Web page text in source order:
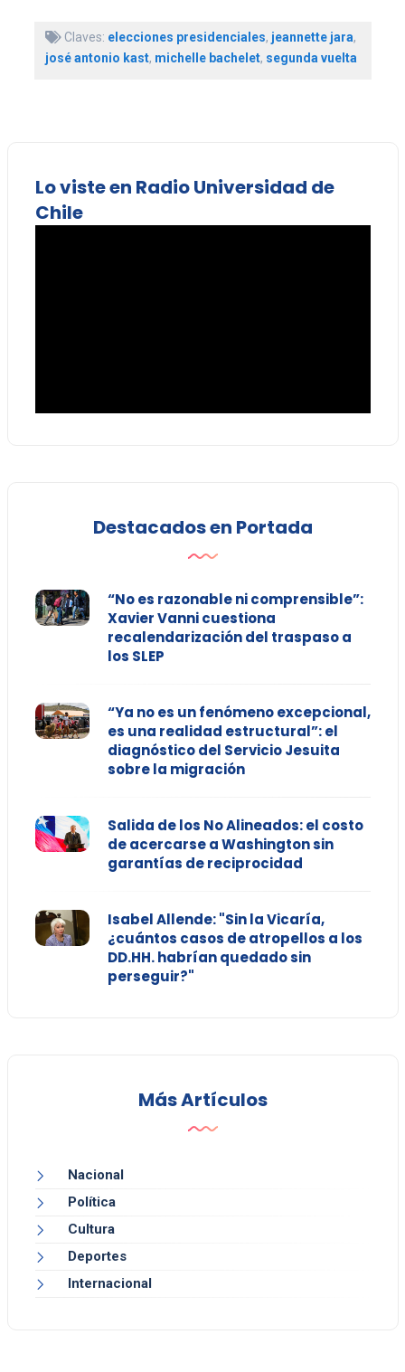
Claves: elecciones presidenciales, jeannette jara,
josé antonio kast, michelle bachelet, segunda vuelta
Lo viste en Radio Universidad de
Chile
Destacados en Portada
“No es razonable ni comprensible”:
Xavier Vanni cuestiona
recalendarización del traspaso a
los SLEP
“Ya no es un fenómeno excepcional,
es una realidad estructural”: el
diagnóstico del Servicio Jesuita
sobre la migración
Salida de los No Alineados: el costo
de acercarse a Washington sin
garantías de reciprocidad
Isabel Allende: "Sin la Vicaría,
¿cuántos casos de atropellos a los
DD.HH. habrían quedado sin
perseguir?"
Más Artículos
Nacional
Política
Cultura
Deportes
Internacional